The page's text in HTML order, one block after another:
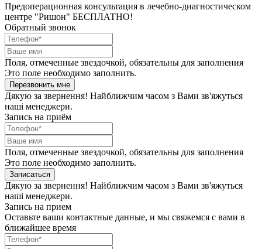
Предоперационная консультация в лечебно-диагностическом
центре "Ришон" БЕСПЛАТНО!
Обратный звонок
Поля, отмеченные звездочкой, обязательны для заполнения
Это поле необходимо заполнить.
Перезвонить мне
Дякую за звернення! Найближчим часом з Вами зв'яжуться
наші менеджери.
Запись на приём
Поля, отмеченные звездочкой, обязательны для заполнения
Это поле необходимо заполнить.
Записаться
Дякую за звернення! Найближчим часом з Вами зв'яжуться
наші менеджери.
Запись на прием
Оставьте ваши контактные данные, и мы свяжемся с вами в
ближайшее время